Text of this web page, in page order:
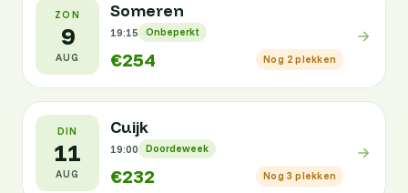
ZON
9
AUG
Someren
19:15 Onbeperkt
€254 Nog 2 plekken
DIN
11
AUG
Cuijk
19:00 Doordeweek
€232 Nog 3 plekken